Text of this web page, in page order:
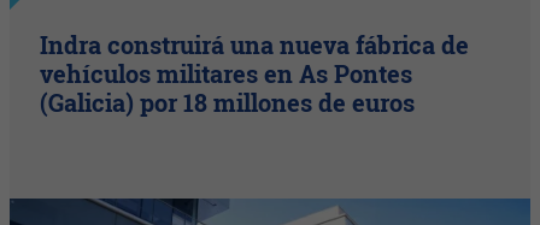
Indra construirá una nueva fábrica de
vehículos militares en As Pontes
(Galicia) por 18 millones de euros